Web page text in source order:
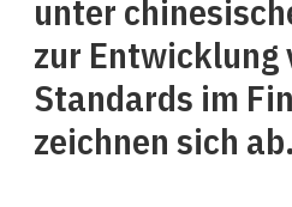
unter
zur Entwicklung
Standards im
zeichnen sich ab.